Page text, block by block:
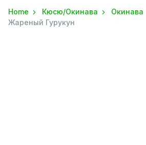
Home Кюсю/Окинава
Окинава
Жареный Гурукун